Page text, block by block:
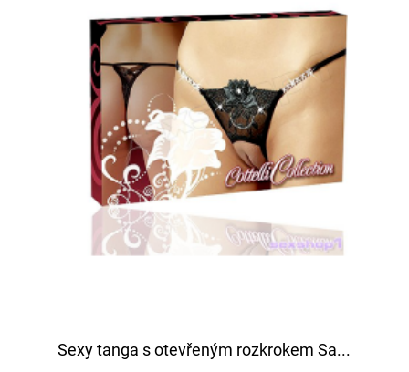
Sexy tanga s otevřeným rozkrokem Sa...